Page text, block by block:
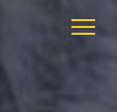
DÉPLIER
LA